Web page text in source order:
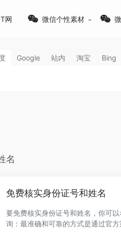
网 微信个性素材
Google 站内 淘宝 Bing
名
免费核实身份证号和姓名
要免费核实身份证号和姓名，你可
询：最准确和可靠的方式是通过官